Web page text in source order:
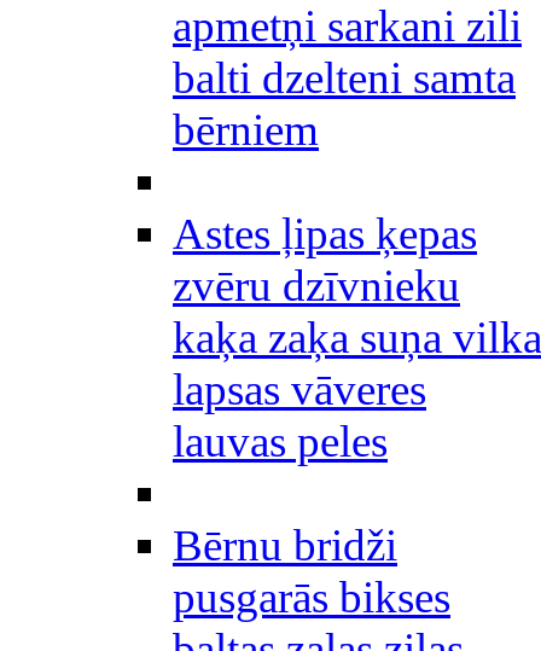
apmetņi sarkani zili
balti dzelteni samta
bērniem
Astes ļipas ķepas
zvēru dzīvnieku
kaķa zaķa suņa vilka
lapsas vāveres
lauvas peles
Bērnu bridži
pusgarās bikses